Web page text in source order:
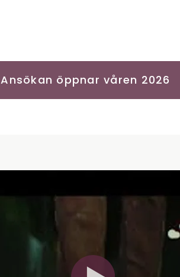
Ansökan öppnar våren 2026